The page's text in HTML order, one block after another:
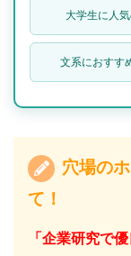
大学生に人
文系におすす
穴場の
て！
「企業研究で